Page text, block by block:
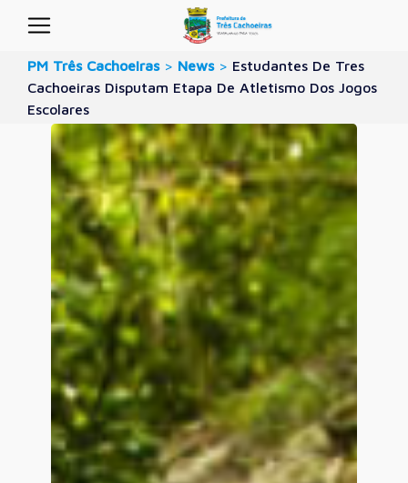
PM Três Cachoeiras > News > Estudantes De Tres
Cachoeiras Disputam Etapa De Atletismo Dos Jogos
Escolares